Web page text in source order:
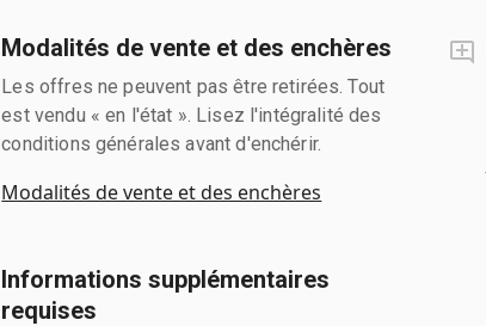
Modalités de vente et des enchères
Les offres ne peuvent pas être retirées. Tout
est vendu « en l'état ». Lisez l'intégralité des
conditions générales avant d'enchérir.
Modalités de vente et des enchères
Informations supplémentaires
requises